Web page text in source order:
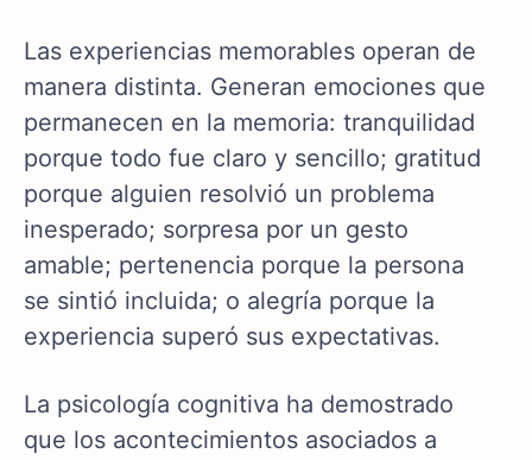
Las experiencias memorables operan de
manera distinta. Generan emociones que
permanecen en la memoria: tranquilidad
porque todo fue claro y sencillo; gratitud
porque alguien resolvió un problema
inesperado; sorpresa por un gesto
amable; pertenencia porque la persona
se sintió incluida; o alegría porque la
experiencia superó sus expectativas.
La psicología cognitiva ha demostrado
que los acontecimientos asociados a